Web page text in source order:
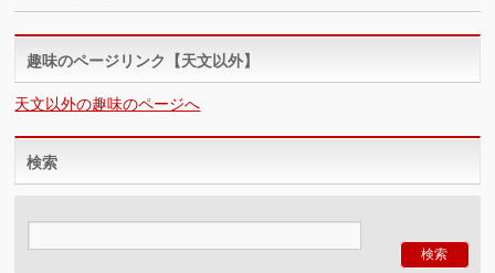
趣味のページリンク【天文以外】
天文以外の趣味のページへ
検索